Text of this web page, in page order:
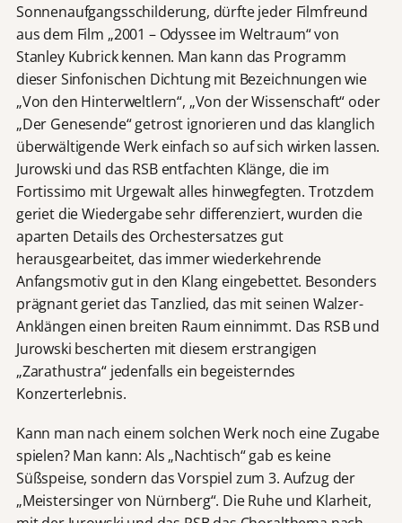
Sonnenaufgangsschilderung, dürfte jeder Filmfreund
aus dem Film „2001 – Odyssee im Weltraum“ von
Stanley Kubrick kennen. Man kann das Programm
dieser Sinfonischen Dichtung mit Bezeichnungen wie
„Von den Hinterweltlern“, „Von der Wissenschaft“ oder
„Der Genesende“ getrost ignorieren und das klanglich
überwältigende Werk einfach so auf sich wirken lassen.
Jurowski und das RSB entfachten Klänge, die im
Fortissimo mit Urgewalt alles hinwegfegten. Trotzdem
geriet die Wiedergabe sehr differenziert, wurden die
aparten Details des Orchestersatzes gut
herausgearbeitet, das immer wiederkehrende
Anfangsmotiv gut in den Klang eingebettet. Besonders
prägnant geriet das Tanzlied, das mit seinen Walzer-
Anklängen einen breiten Raum einnimmt. Das RSB und
Jurowski bescherten mit diesem erstrangigen
„Zarathustra“ jedenfalls ein begeisterndes
Konzerterlebnis.
Kann man nach einem solchen Werk noch eine Zugabe
spielen? Man kann: Als „Nachtisch“ gab es keine
Süßspeise, sondern das Vorspiel zum 3. Aufzug der
„Meistersinger von Nürnberg“. Die Ruhe und Klarheit,